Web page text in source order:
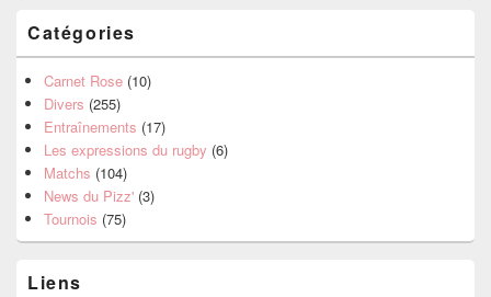
Catégories
Carnet Rose (10)
Divers (255)
Entraînements (17)
Les expressions du rugby (6)
Matchs (104)
News du Pizz' (3)
Tournois (75)
Liens